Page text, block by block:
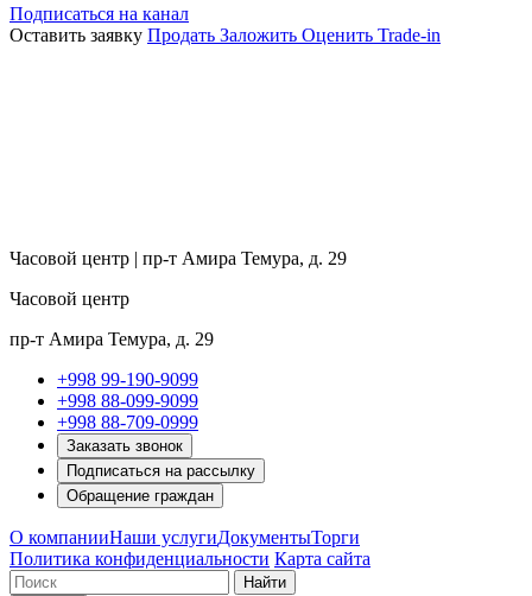
Подписаться на канал
Оставить заявку Продать Заложить Оценить Trade-in
Часовой центр | пр-т Амира Темура, д. 29
Часовой центр
пр-т Амира Темура, д. 29
+998 99-190-9099
+998 88-099-9099
+998 88-709-0999
Заказать звонок
Подписаться на рассылку
Обращение граждан
О компанииНаши услугиДокументыТорги
Политика конфиденциальности Карта сайта
Найти